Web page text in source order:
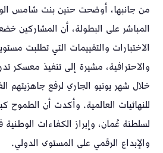
من جانبها، أوضحت حنين بنت شامس
المباشر على البطولة، أن المشاركين
الاختبارات والتقييمات التي تطلبت
والاحترافية، مشيرة إلى تنفيذ معسكر
خلال شهر يونيو الجاري لرفع جاهزيتهم
للنهائيات العالمية. وأكدت أن
لسلطنة عُمان، وإبراز الكفاءات
والإبداع الرقمي على المستوى الدولي.